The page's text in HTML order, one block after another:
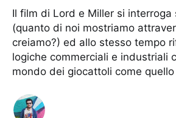
Il film di Lord e Miller si interroga
(quanto di noi mostriamo
creiamo?) ed allo stesso tempo
logiche commerciali e industriali
mondo dei giocattoli come